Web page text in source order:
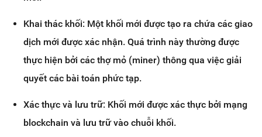
Khai thác khối: Một khối mới được tạo ra chứa các giao
dịch mới được xác nhận. Quá trình này thường được
thực hiện bởi các thợ mỏ (miner) thông qua việc giải
quyết các bài toán phức tạp.
Xác thực và lưu trữ: Khối mới được xác thực bởi mạng
blockchain và lưu trữ vào chuỗi khối.